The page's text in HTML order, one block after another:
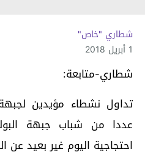
شطاري "خاص"
1 أبريل 2018
شطاري-متابعة:
تداول نشطاء مؤيدين
عددا من شباب جبهة
احتجاجية اليوم غير بعيد عن